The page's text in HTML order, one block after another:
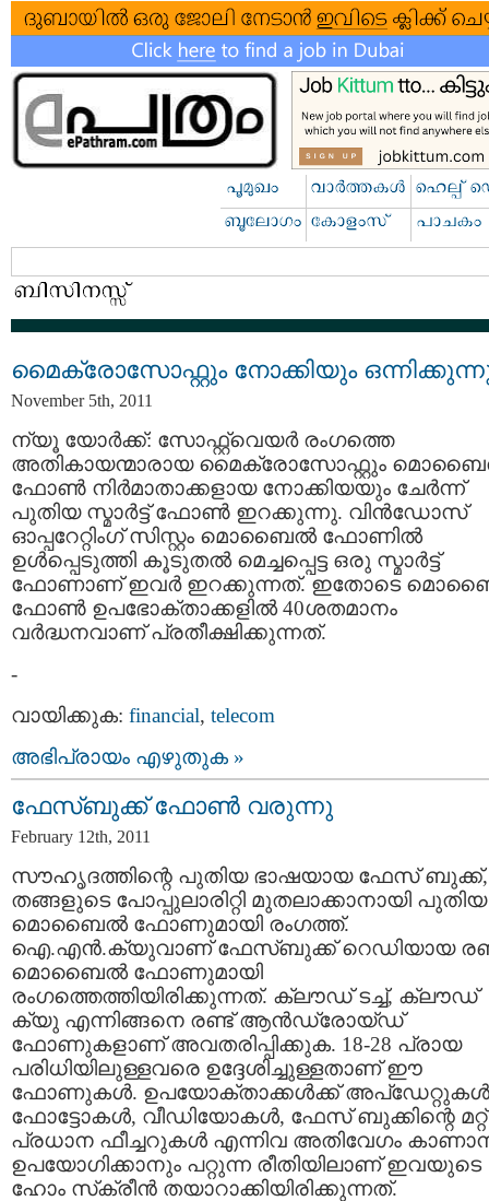
മൈക്രോസോഫ്റ്റും നോക്കിയും
November 5th, 2011
ന്യൂ യോര്‍ക്ക്: സോഫ്റ്റ്‌വെയര്‍ രംഗത്തെ
അതികായന്മാരായ മൈക്രോസോഫ്റ്റും
ഫോണ്‍ നിര്‍മാതാക്കളായ നോക്കിയയും ചേര്‍ന്ന്
പുതിയ സ്മാര്‍ട്ട്‌ ഫോണ്‍ ഇറക്കുന്നു. വിന്‍ഡോസ്
ഓപ്പറേറ്റിംഗ് സിസ്റ്റം മൊബൈല്‍ ഫോണില്‍
ഉള്‍പ്പെടുത്തി കൂടുതല്‍ മെച്ചപ്പെട്ട ഒരു സ്മാര്‍ട്ട്‌
ഫോണാണ്‌ ഇവര്‍ ഇറക്കുന്നത്. ഇതോടെ
ഫോണ്‍ ഉപഭോക്താക്കളില്‍ 40ശതമാനം
വര്‍ദ്ധനവാണ് പ്രതീക്ഷിക്കുന്നത്.
-
വായിക്കുക: financial, telecom
അഭിപ്രായം എഴുതുക »
ഫേസ്‌ബുക്ക്‌ ഫോണ്‍ വരുന്നു
February 12th, 2011
സൗഹൃദത്തിന്റെ പുതിയ ഭാഷയായ ഫേസ്‌ ബുക്ക്‌,
തങ്ങളുടെ പോപ്പുലാരിറ്റി മുതലാക്കാനായി പുതിയ
മൊബൈല്‍ ഫോണുമായി രംഗത്ത്‌.
ഐ.എന്‍.ക്യുവാണ്‌ ഫേസ്‌ബുക്ക്‌ റെഡിയായ
മൊബൈല്‍ ഫോണുമായി
രംഗത്തെത്തിയിരിക്കുന്നത്‌. ക്ലൗഡ്‌ ടച്ച്‌, ക്ലൗഡ്‌
ക്യു എന്നിങ്ങനെ രണ്ട്‌ ആന്‍ഡ്രോയ്‌ഡ്‌
ഫോണുകളാണ്‌ അവതരിപ്പിക്കുക. 18-28 പ്രായ
പരിധിയിലുള്ളവരെ ഉദ്ദേശിച്ചുള്ളതാണ്‌ ഈ
ഫോണുകള്‍. ഉപയോക്‌താക്കള്‍ക്ക്‌
ഫോട്ടോകള്‍, വീഡിയോകള്‍, ഫേസ്‌ ബുക്കിന്റെ മറ്റ്‌
പ്രധാന ഫീച്ചറുകള്‍ എന്നിവ അതിവേഗം
ഉപയോഗിക്കാനും പറ്റുന്ന രീതിയിലാണ്‌ ഇവയുടെ
ഹോം സ്‌ക്രീന്‍ തയാറാക്കിയിരിക്കുന്നത്‌.